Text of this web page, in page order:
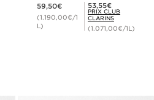
59,50€
(1.190,00€/1
L)
Prix Club Clarins 53,55€
53,55€
PRIX CLUB
CLARINS
(1.071,00€/1L)